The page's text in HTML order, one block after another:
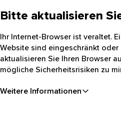
Bitte aktualisieren
Ihr Internet-Browser ist veraltet.
Website sind eingeschränkt oder
aktualisieren Sie Ihren Browser
mögliche Sicherheitsrisiken zu
Weitere Informationen